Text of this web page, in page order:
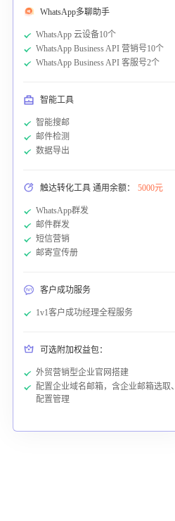
WhatsApp多聊助手
WhatsApp 云设备10个
WhatsApp Business API 营销号10个
WhatsApp Business API 客服号2个
智能工具
智能搜邮
邮件检测
数据导出
触达转化工具 通用余额： 5000元
WhatsApp群发
邮件群发
短信营销
邮寄宣传册
客户成功服务
1v1客户成功经理全程服务
可选附加权益包：
外贸营销型企业官网搭建
配置企业域名邮箱，含企业邮箱选取、
配置管理